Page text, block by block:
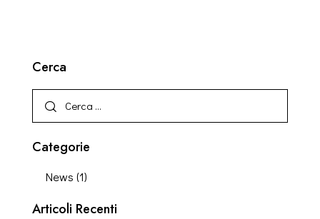
Cerca
Categorie
News (1)
Articoli Recenti